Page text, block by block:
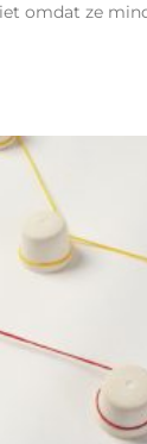
omdat ze